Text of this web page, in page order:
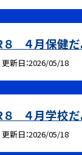
８ ４月保健だ
更新日 2026/05/18
８ ４月学校だ
更新日 2026/05/18